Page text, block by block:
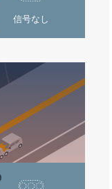
信号なし